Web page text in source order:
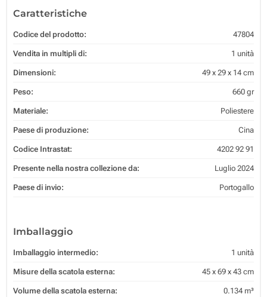
Caratteristiche
Codice del prodotto: 47804
Vendita in multipli di: 1 unità
Dimensioni: 49 x 29 x 14 cm
Peso: 660 gr
Materiale: Poliestere
Paese di produzione: Cina
Codice Intrastat: 4202 92 91
Presente nella nostra collezione da: Luglio 2024
Paese di invio: Portogallo
Imballaggio
Imballaggio intermedio: 1 unità
Misure della scatola esterna: 45 x 69 x 43 cm
Volume della scatola esterna: 0.134 m³